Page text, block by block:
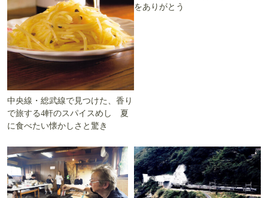
中央線・総武線で見つけた、香り
で旅する4軒のスパイスめし 夏
に食べたい懐かしさと驚き
をありがとう